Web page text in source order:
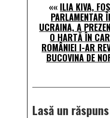
«« ILIA KIVA,
PARLAMENTAR
UCRAINA, A
O HARTĂ ÎN
ROMÂNIEI I-AR
BUCOVINA DE
Lasă un răspuns